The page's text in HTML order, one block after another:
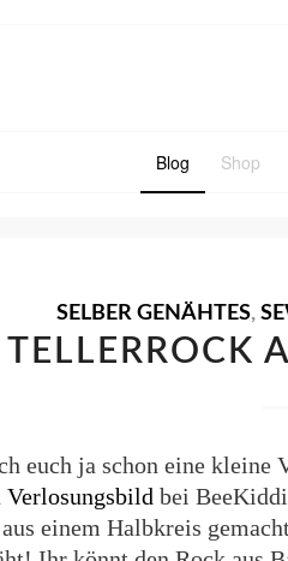
Blog Shop
SELBER GENÄHTES,
TELLERROCK
euch ja schon eine kleine
Verlosungsbild bei
einem Halbkreis